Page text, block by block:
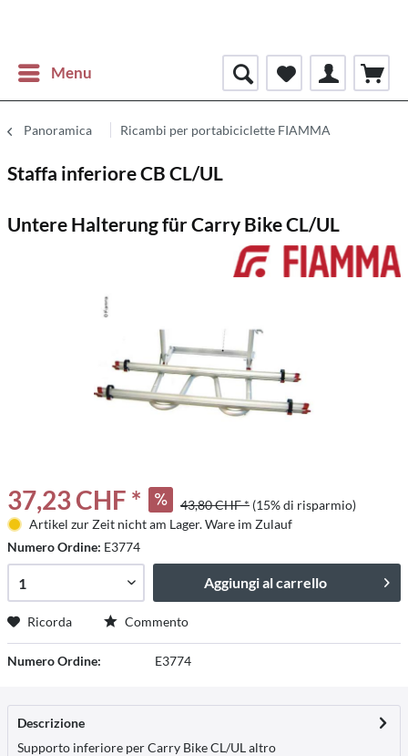
Menu
Panoramica Ricambi per portabiciclette FIAMMA
Staffa inferiore CB CL/UL
Untere Halterung für Carry Bike CL/UL
37,23 CHF * 43,80 CHF * (15% di risparmio)
Artikel zur Zeit nicht am Lager. Ware im Zulauf
Numero Ordine: E3774
Aggiungi al carrello
Ricorda Commento
Numero Ordine: E3774
Descrizione
Supporto inferiore per Carry Bike CL/ULaltro